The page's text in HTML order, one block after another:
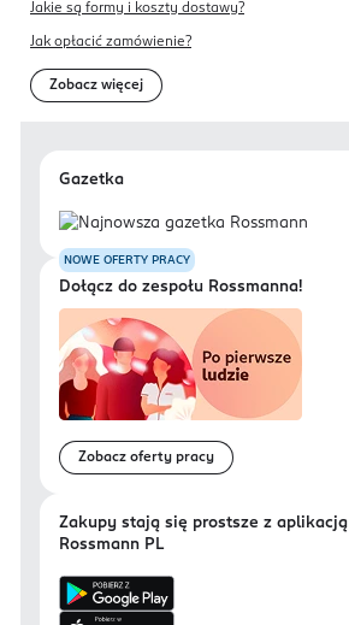
Jakie są formy i koszty dostawy?
Jak opłacić zamówienie?
Zobacz więcej
Gazetka
NOWE OFERTY PRACY
Dołącz do zespołu Rossmanna!
Zobacz oferty pracy
Zakupy stają się prostsze z aplikacją
Rossmann PL